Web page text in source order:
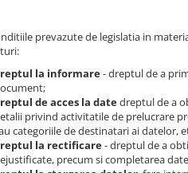
prevazute de legislatia in
la informare- dreptul de a
de acces la datedreptul de a
privind activitatile de prelucrare
categoriile de destinatari ai datelor,
la rectificare- dreptul de a
precum si completarea